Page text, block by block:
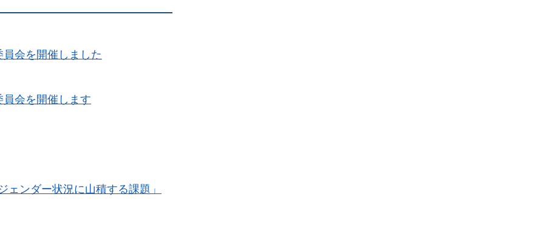
会を開催しました
会を開催します
ンダー状況に山積する課題」